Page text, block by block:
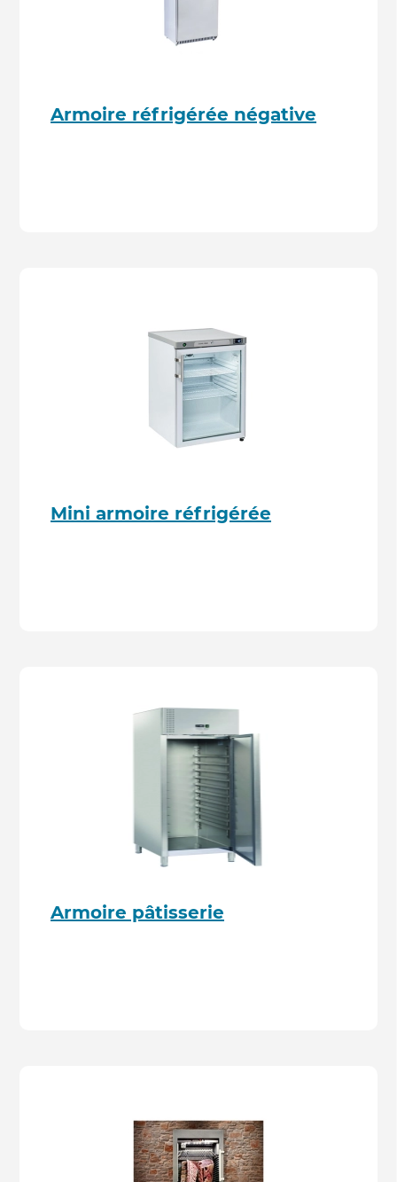
Armoire réfrigérée négative
Mini armoire réfrigérée
Armoire pâtisserie